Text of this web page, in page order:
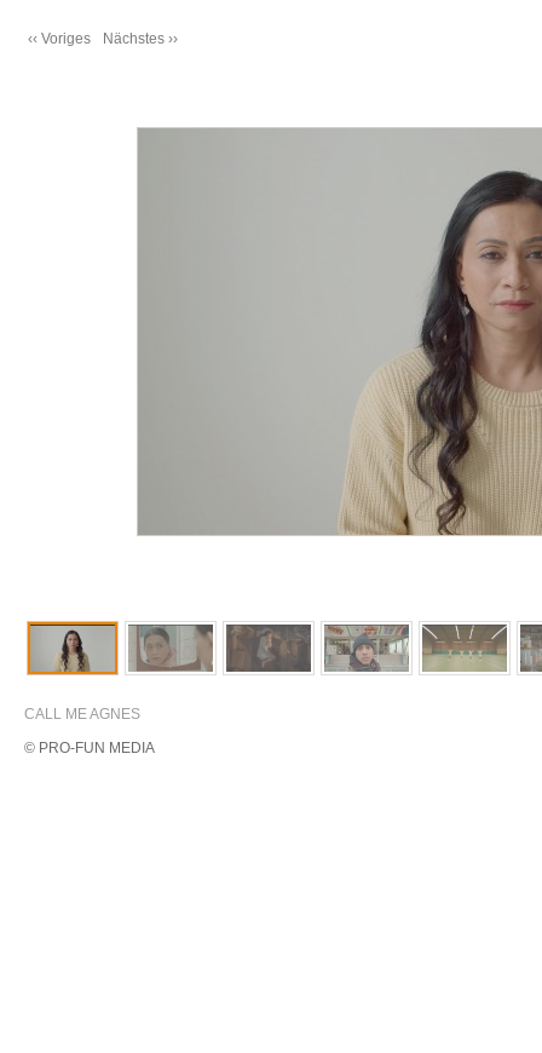
‹‹ Voriges Nächstes ››
CALL ME AGNES
© PRO-FUN MEDIA